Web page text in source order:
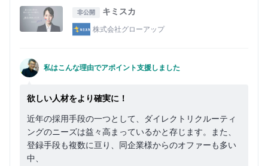
非公開 キミスカ
株式会社グローアップ
私はこんな理由でアポイント支援しました
欲しい人材をより確実に！
近年の採用手段の一つとして、ダイレクトリクルーティ
ングのニーズは益々高まっているかと存じます。また、
登録手段も複数に亘り、同企業様からのオファーも多い
中、